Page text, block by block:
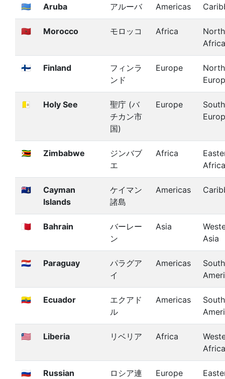
🇦🇼 Aruba アルーバ Americas
🇲🇦 Morocco モロッコ Africa
Africa
🇫🇮 Finland
フィンラ
ンド
Europe
🇻🇦 Holy See
聖庁 (バ
チカン市
国)
Europe
🇿🇼 Zimbabwe
ジンバブ
エ
Africa
Africa
🇰🇾
Cayman
Islands
ケイマン
諸島
Americas
🇧🇭 Bahrain
バーレー
ン
Asia
Asia
🇵🇾 Paraguay
パラグア
イ
Americas
South
🇪🇨 Ecuador
エクアド
ル
Americas
South
🇱🇷 Liberia リベリア Africa
Africa
🇷🇺
Russian
ロシア連
Europe